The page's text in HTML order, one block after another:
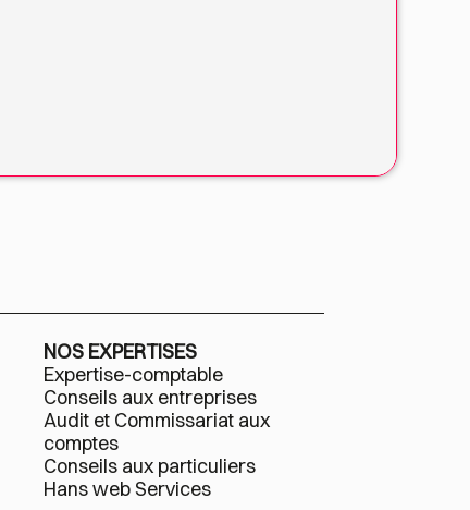
NOS EXPERTISES
Expertise-comptable
Conseils aux entreprises
Audit et Commissariat aux
comptes
Conseils aux particuliers
Hans web Services